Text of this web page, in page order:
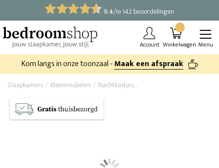
9.4/10 142 beoordelingen
Account Winkelwagen Menu
Kom langs in onze toonzaal -Maak een afspraak
Slaapkamers Kleinmeubelen Nachtkastjes